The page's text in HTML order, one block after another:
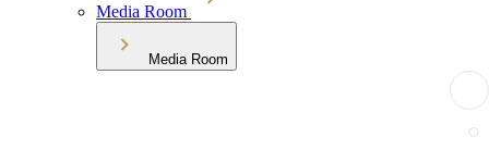
Media Room
Media Room